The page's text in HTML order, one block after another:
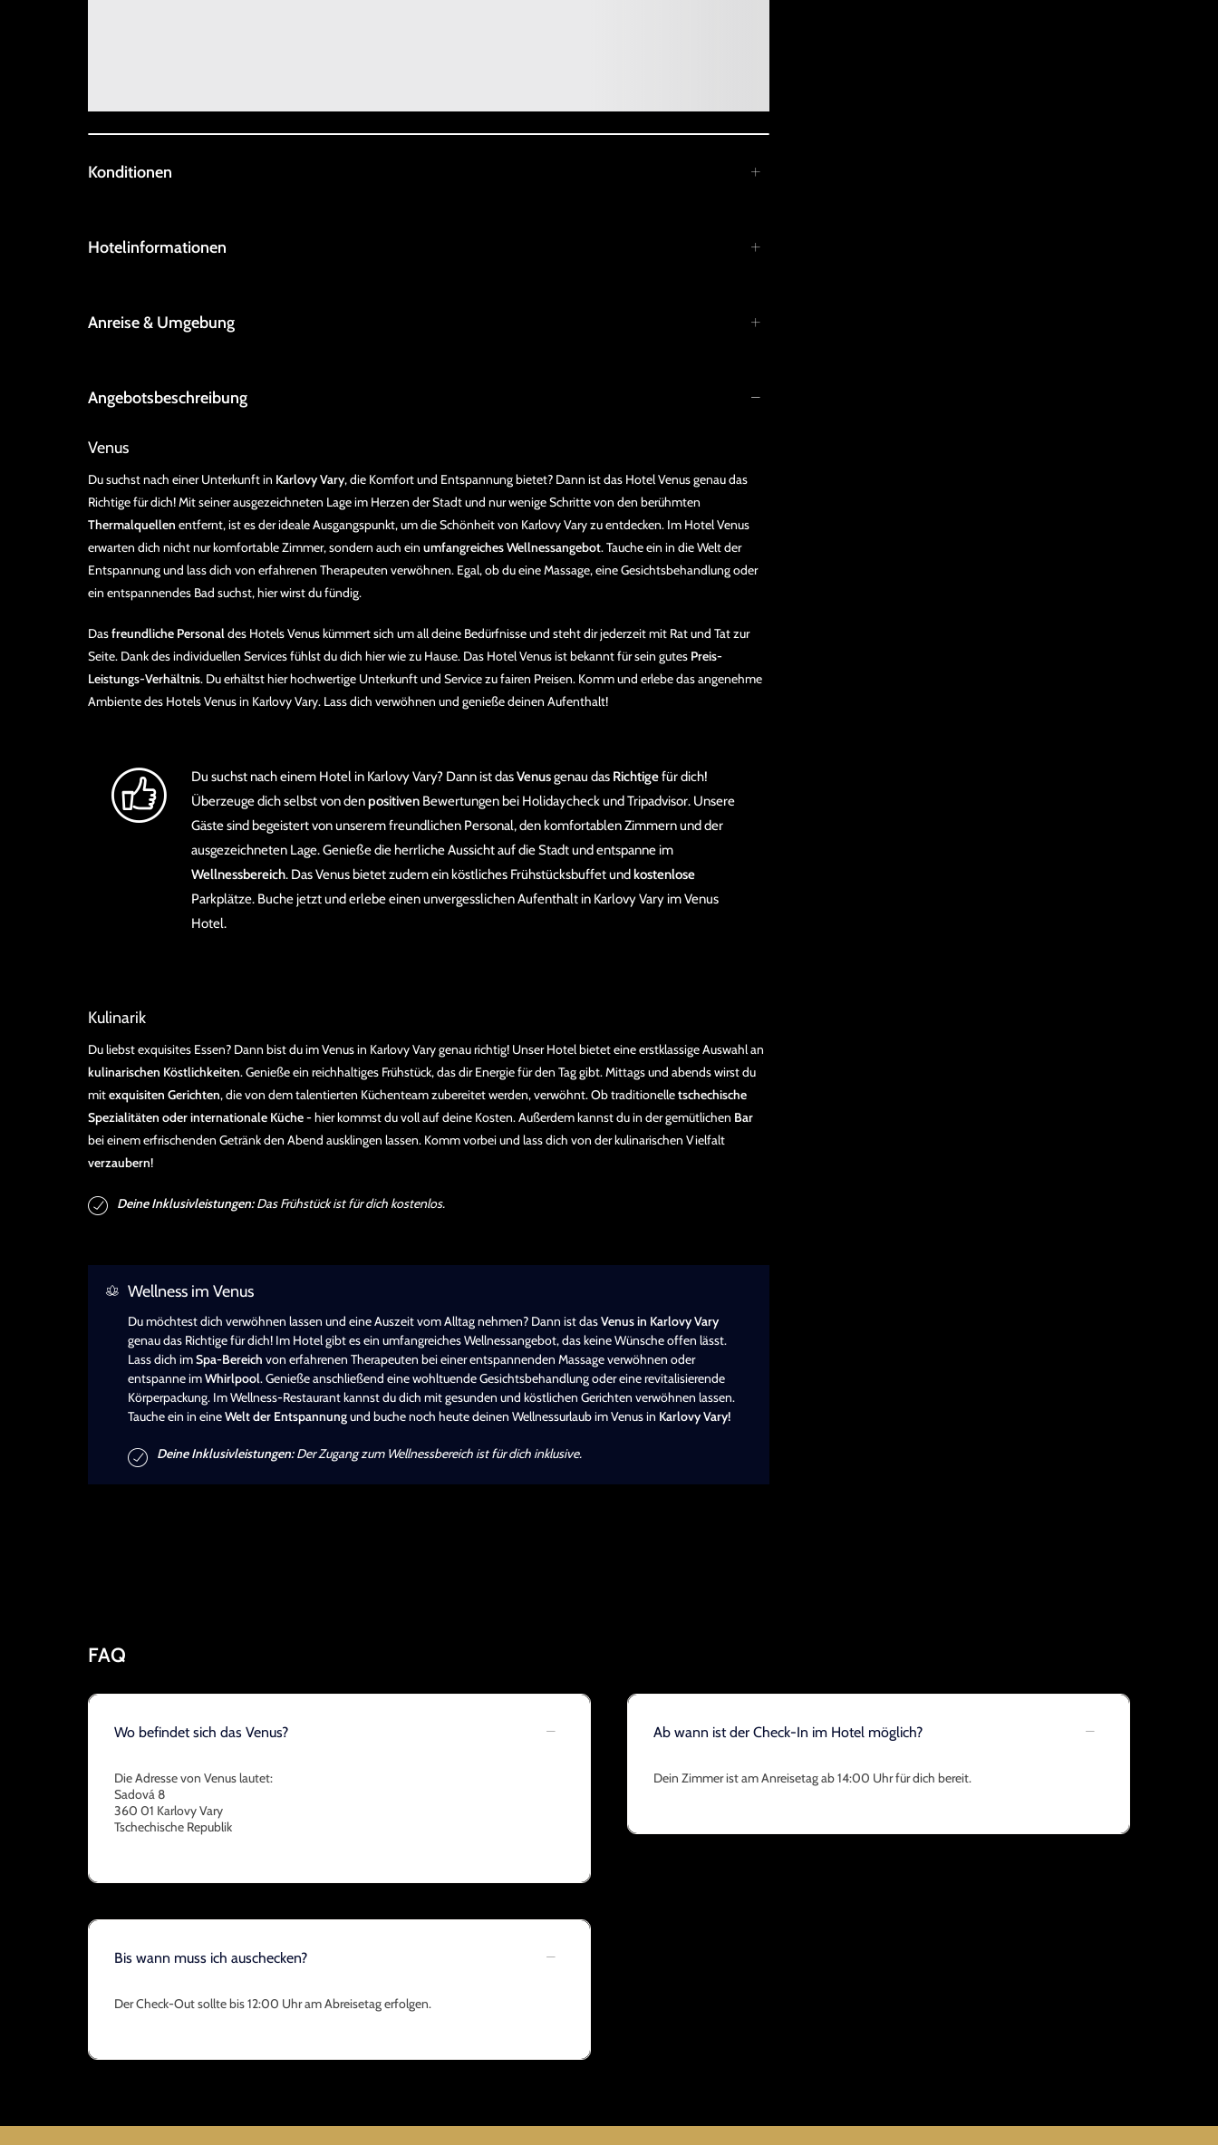
Konditionen
Hotelinformationen
Anreise & Umgebung
Angebotsbeschreibung
Venus
Du suchst nach einer Unterkunft in Karlovy Vary, die Komfort und Entspannung bietet? Dann ist das Hotel Venus genau das
Richtige für dich! Mit seiner ausgezeichneten Lage im Herzen der Stadt und nur wenige Schritte von den berühmten
Thermalquellen entfernt, ist es der ideale Ausgangspunkt, um die Schönheit von Karlovy Vary zu entdecken. Im Hotel Venus
erwarten dich nicht nur komfortable Zimmer, sondern auch ein umfangreiches Wellnessangebot. Tauche ein in die Welt der
Entspannung und lass dich von erfahrenen Therapeuten verwöhnen. Egal, ob du eine Massage, eine Gesichtsbehandlung oder
ein entspannendes Bad suchst, hier wirst du fündig.
Dasfreundliche Personaldes Hotels Venus kümmert sich um all deine Bedürfnisse und steht dir jederzeit mit Rat und Tat zur
Seite. Dank des individuellen Services fühlst du dich hier wie zu Hause. Das Hotel Venus ist bekannt für sein gutes Preis-
Leistungs-Verhältnis. Du erhältst hier hochwertige Unterkunft und Service zu fairen Preisen. Komm und erlebe das angenehme
Ambiente des Hotels Venus in Karlovy Vary. Lass dich verwöhnen und genieße deinen Aufenthalt!
Du suchst nach einem Hotel in Karlovy Vary? Dann ist dasVenusgenau das Richtigefür dich!
Überzeuge dich selbst von denpositiven Bewertungen bei Holidaycheck und Tripadvisor. Unsere
Gäste sind begeistert von unserem freundlichen Personal, den komfortablen Zimmern und der
ausgezeichneten Lage. Genieße die herrliche Aussicht auf die Stadt und entspanne im
Wellnessbereich. Das Venus bietet zudem ein köstliches Frühstücksbuffet undkostenlose
Parkplätze. Buche jetzt und erlebe einen unvergesslichen Aufenthalt in Karlovy Vary im Venus
Hotel.
Kulinarik
Du liebst exquisites Essen? Dann bist du im Venus in Karlovy Vary genau richtig! Unser Hotel bietet eine erstklassige Auswahl an
kulinarischen Köstlichkeiten. Genieße ein reichhaltiges Frühstück, das dir Energie für den Tag gibt. Mittags und abends wirst du
mitexquisiten Gerichten, die von dem talentierten Küchenteam zubereitet werden, verwöhnt. Ob traditionelletschechische
Spezialitäten oder internationale Küche- hier kommst du voll auf deine Kosten. Außerdem kannst du in der gemütlichen Bar
bei einem erfrischenden Getränk den Abend ausklingen lassen. Komm vorbei und lass dich von der kulinarischen Vielfalt
verzaubern!
Deine Inklusivleistungen:Das Frühstück ist für dich kostenlos.
Wellness im Venus
Du möchtest dich verwöhnen lassen und eine Auszeit vom Alltag nehmen? Dann ist dasVenus in Karlovy Vary
genau das Richtige für dich! Im Hotel gibt es ein umfangreiches Wellnessangebot, das keine Wünsche offen lässt.
Lass dich imSpa-Bereich von erfahrenen Therapeuten bei einer entspannenden Massage verwöhnen oder
entspanne imWhirlpool. Genieße anschließend eine wohltuende Gesichtsbehandlung oder eine revitalisierende
Körperpackung. Im Wellness-Restaurant kannst du dich mit gesunden und köstlichen Gerichten verwöhnen lassen.
Tauche ein in eineWelt der Entspannungund buche noch heute deinen Wellnessurlaub im Venus in Karlovy Vary!
Deine Inklusivleistungen:Der Zugang zum Wellnessbereich ist für dich inklusive.
FAQ
Wo befindet sich das Venus?
Die Adresse von Venus lautet:
Sadová 8
360 01 Karlovy Vary
Tschechische Republik
Bis wann muss ich auschecken?
Der Check-Out sollte bis 12:00 Uhr am Abreisetag erfolgen.
Ab wann ist der Check-In im Hotel möglich?
Dein Zimmer ist am Anreisetag ab 14:00 Uhr für dich bereit.